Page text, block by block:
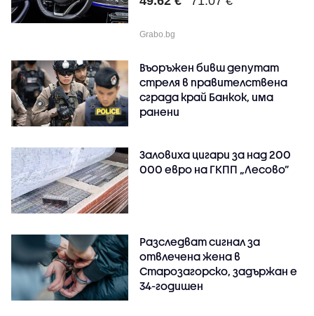
Grabo.bg
Въоръжен бивш депутат
стреля в правителствена
сграда край Банкок, има
ранени
Заловиха цигари за над 200
000 евро на ГКПП „Лесово”
Разследват сигнал за
отвлечена жена в
Старозагорско, задържан е
34-годишен